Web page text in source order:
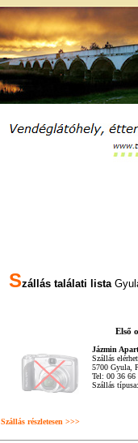
Szállás találati lista
Első
Jázmin
Szállás
5700 Gyula,
Tel: 00 36 66
Szállás
Szállás részletesen >>>